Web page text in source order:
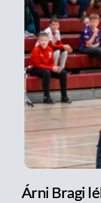
Árni Bragi